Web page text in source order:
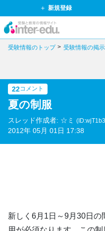
新規登録
受験情報のトップ 受験情報の掲
22コメント
夏の制服
スレッド作成者: ☆ミ
2012年 05月 01日 17:38
新しく6月1日～9月30日